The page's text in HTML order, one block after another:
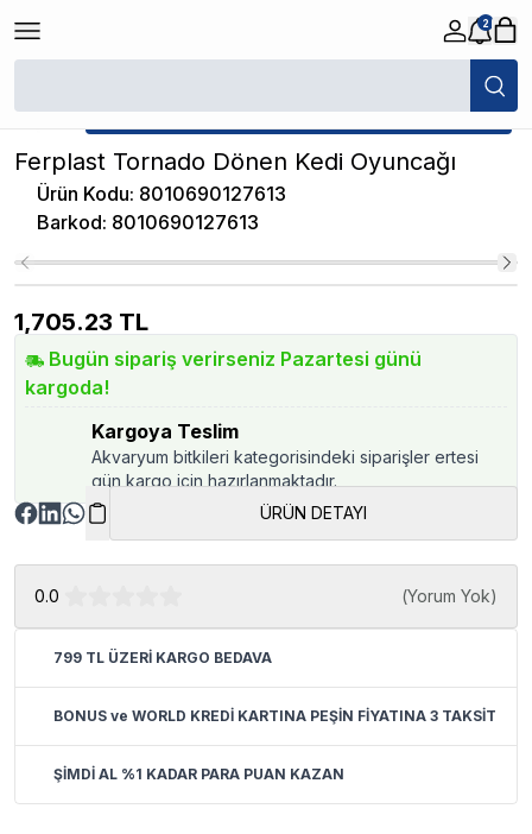
2
/
★ Atakan Petshop, Ferplast yetkili satıcısıdır.
Ferplast Tornado Dönen Kedi Oyuncağı
Ürün Kodu: 8010690127613
Barkod: 8010690127613
1,705.23 TL
Bugün sipariş verirseniz Pazartesi günü
kargoda!
Kargoya Teslim
Akvaryum bitkileri kategorisindeki siparişler ertesi
gün kargo için hazırlanmaktadır.
ÜRÜN DETAYI
0.0 (Yorum Yok)
799 TL ÜZERİ KARGO BEDAVA
BONUS ve WORLD KREDİ KARTINA PEŞİN FİYATINA 3 TAKSİT
ŞİMDİ AL %1 KADAR PARA PUAN KAZAN